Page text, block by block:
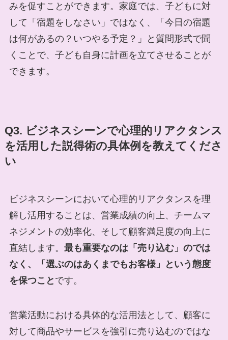
みを促すことができます。家庭では、子どもに対
して「宿題をしなさい」ではなく、「今日の宿題
は何があるの？いつやる予定？」と質問形式で聞
くことで、子ども自身に計画を立てさせることが
できます。
Q3. ビジネスシーンで心理的リアクタンス
を活用した説得術の具体例を教えてくださ
い
ビジネスシーンにおいて心理的リアクタンスを理
解し活用することは、営業成績の向上、チームマ
ネジメントの効率化、そして顧客満足度の向上に
直結します。 最も重要なのは「売り込む」のでは
なく、「選ぶのはあくまでもお客様」という態度
を保つこと です。
営業活動における具体的な活用法として、顧客に
対して商品やサービスを強引に売り込むのではな